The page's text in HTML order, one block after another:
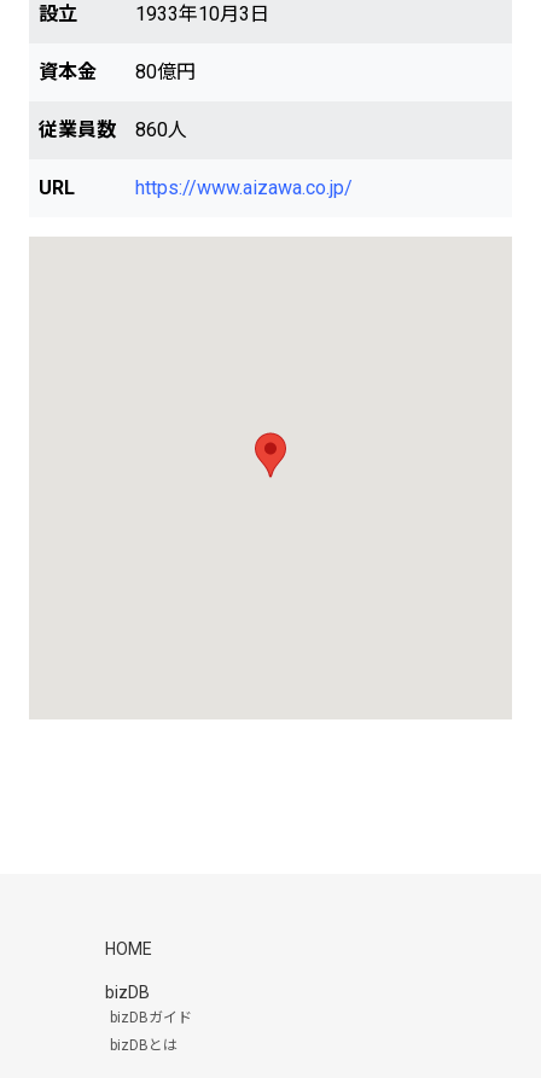
設立 1933年10月3日
資本金 80億円
従業員数 860人
URL https://www.aizawa.co.jp/
HOME
bizDB
bizDBガイド
bizDBとは